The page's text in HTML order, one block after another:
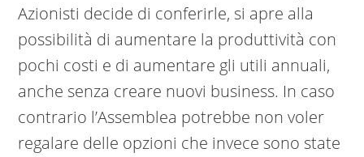
Azionisti decide di conferirle, si apre alla
possibilità di aumentare la produttività con
pochi costi e di aumentare gli utili annuali,
anche senza creare nuovi business. In caso
contrario l’Assemblea potrebbe non voler
regalare delle opzioni che invece sono state